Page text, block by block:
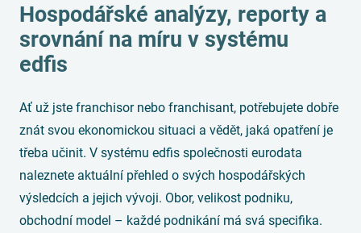
Hospodářské analýzy, reporty a
srovnání na míru v systému
edfis
Ať už jste franchisor nebo franchisant, potřebujete dobře
znát svou ekonomickou situaci a vědět, jaká opatření je
třeba učinit. V systému edfis společnosti eurodata
naleznete aktuální přehled o svých hospodářských
výsledcích a jejich vývoji. Obor, velikost podniku,
obchodní model – každé podnikání má svá specifika.